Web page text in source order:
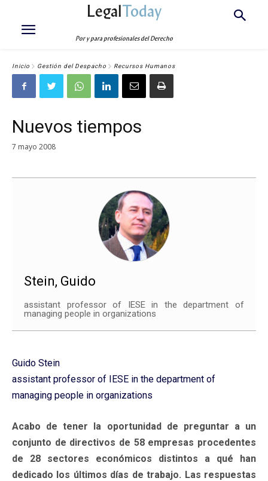
LegalToday
Por y para profesionales del Derecho
Inicio Gestión del Despacho Recursos Humanos
Nuevos tiempos
7 mayo 2008
Stein, Guido
assistant professor of IESE in the department of
managing people in organizations
Guido Stein
assistant professor of IESE in the department of
managing people in organizations
Acabo de tener la oportunidad de preguntar a un
conjunto de directivos de 58 empresas procedentes
de 28 sectores económicos distintos a qué han
dedicado los últimos días de trabajo. Las respuestas